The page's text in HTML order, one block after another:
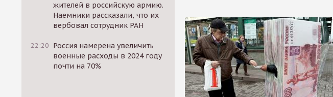
жителей в российскую армию.
Наемники рассказали, что их
вербовал сотрудник РАН
22:20 Россия намерена увеличить
военные расходы в 2024 году
почти на 70%